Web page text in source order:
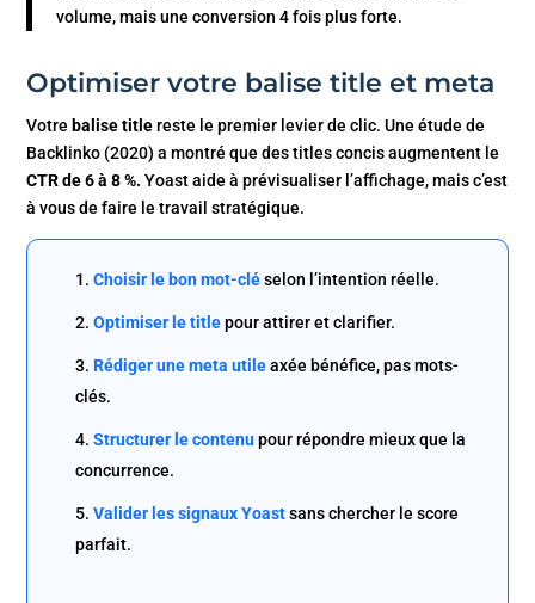
volume, mais une conversion 4 fois plus forte.
Optimiser votre balise title et meta
Votre balise titlereste le premier levier de clic. Une étude de
Backlinko (2020) a montré que des titles concis augmentent le
CTR de 6 à 8 %. Yoast aide à prévisualiser l’affichage, mais c’est
à vous de faire le travail stratégique.
Choisir le bon mot-cléselon l’intention réelle.
Optimiser le titlepour attirer et clarifier.
Rédiger une meta utileaxée bénéfice, pas mots-
clés.
Structurer le contenupour répondre mieux que la
concurrence.
Valider les signaux Yoastsans chercher le score
parfait.